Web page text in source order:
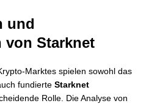
und
von Starknet
Marktes spielen sowohl das
fundierte Starknet
Rolle. Die Analyse von